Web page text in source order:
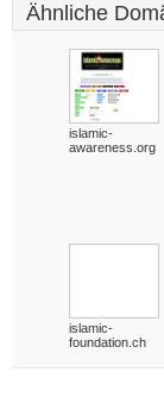
Ähnliche
islamic-
awareness.org
islamic-
foundation.ch